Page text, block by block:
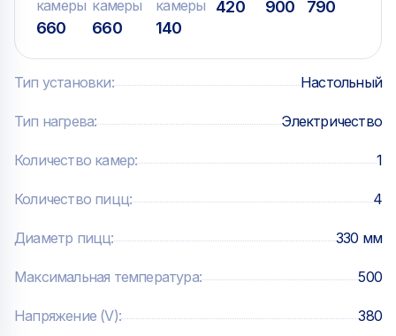
– Дверца со смотровым окном
камеры
660
камеры
660
камеры
140
420 900 790
Тип установки: Настольный
Тип нагрева: Электричество
Количество камер: 1
Количество пицц: 4
Диаметр пицц: 330 мм
Максимальная температура: 500
Напряжение (V): 380